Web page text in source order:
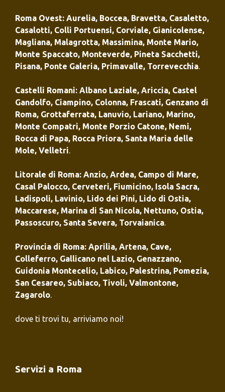
Roma Ovest: Aurelia, Boccea, Bravetta, Casaletto,
Casalotti, Colli Portuensi, Corviale, Gianicolense,
Magliana, Malagrotta, Massimina, Monte Mario,
Monte Spaccato, Monteverde, Pineta Sacchetti,
Pisana, Ponte Galeria, Primavalle, Torrevecchia.
Castelli Romani: Albano Laziale, Ariccia, Castel
Gandolfo, Ciampino, Colonna, Frascati, Genzano di
Roma, Grottaferrata, Lanuvio, Lariano, Marino,
Monte Compatri, Monte Porzio Catone, Nemi,
Rocca di Papa, Rocca Priora, Santa Maria delle
Mole, Velletri.
Litorale di Roma: Anzio, Ardea, Campo di Mare,
Casal Palocco, Cerveteri, Fiumicino, Isola Sacra,
Ladispoli, Lavinio, Lido dei Pini, Lido di Ostia,
Maccarese, Marina di San Nicola, Nettuno, Ostia,
Passoscuro, Santa Severa, Torvaianica.
Provincia di Roma: Aprilia, Artena, Cave,
Colleferro, Gallicano nel Lazio, Genazzano,
Guidonia Montecelio, Labico, Palestrina, Pomezia,
San Cesareo, Subiaco, Tivoli, Valmontone,
Zagarolo.
dove ti trovi tu, arriviamo noi!
Servizi a Roma